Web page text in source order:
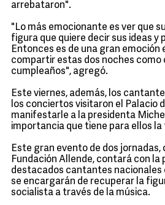
arrebataron".
"Lo más emocionante es ver que
figura que quiere decir sus ideas y
Entonces es de una gran
compartir estas dos noches como
cumpleaños", agregó.
Este viernes, además, los
los conciertos visitaron el Palacio
manifestarle a la presidenta
importancia que tiene para ellos la
Este gran evento de dos jornadas,
Fundación Allende, contará con la
destacados cantantes nacionales
se encargarán de recuperar la
socialista a través de la música.